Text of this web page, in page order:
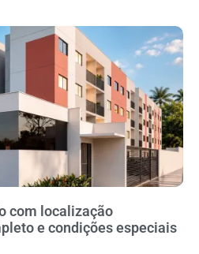
com localização
e condições especiais